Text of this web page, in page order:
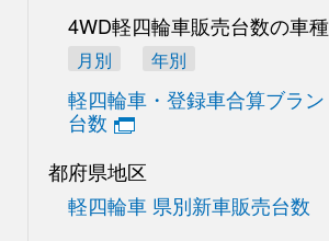
4WD軽四輪車販売台数の車
月別 年別
軽四輪車・登録車合算ブラ
台数
都府県地区
軽四輪車 県別新車販売台数